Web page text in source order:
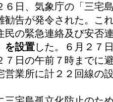
日、気象庁の「三宅
勧告が発令された。こ
民の緊急連絡及び安否
を設置した。６月２７
７日の午前７時までに
営業所に計２２回線の